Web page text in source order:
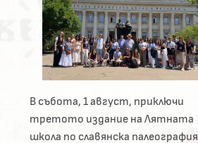
В събота, 1 август, приключи
третото издание на Лятната
школа по славянска палеография